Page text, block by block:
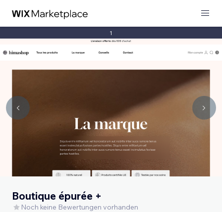
1
Boutique épurée +
Noch keine Bewertungen vorhanden